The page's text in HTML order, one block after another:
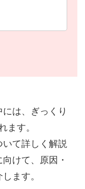
は、ぎっくり
ます。
て詳しく解説
けて、原因・
ます。